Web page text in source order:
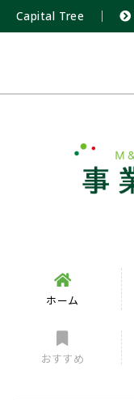
Capital Tree ｜
ホーム
おすすめ